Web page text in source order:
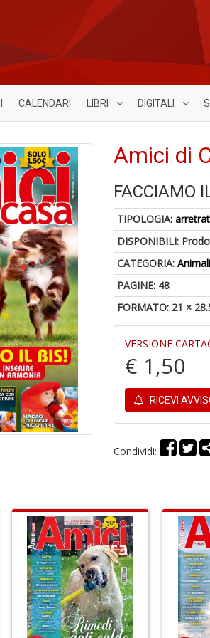
CALENDARI LIBRI DIGITALI
Amici di
FACCIAMO
TIPOLOGIA:
DISPONIBILI:
CATEGORIA:Animali
PAGINE: 48
FORMATO: 21 ×
VERSIONE
€ 1,50
RICEVI
Condividi: